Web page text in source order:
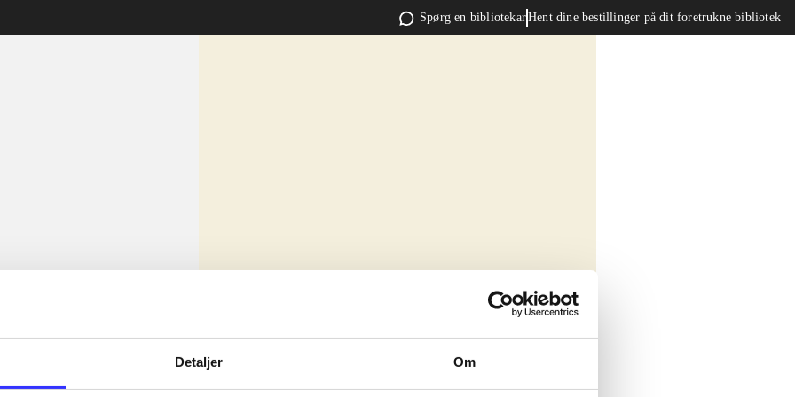
Detaljer Om
Spørg en bibliotekarHent dine bestillinger på dit foretrukne bibliotek
sit amet ...
sit amet ...